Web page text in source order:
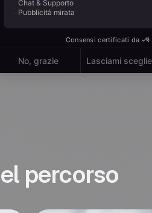
percorso